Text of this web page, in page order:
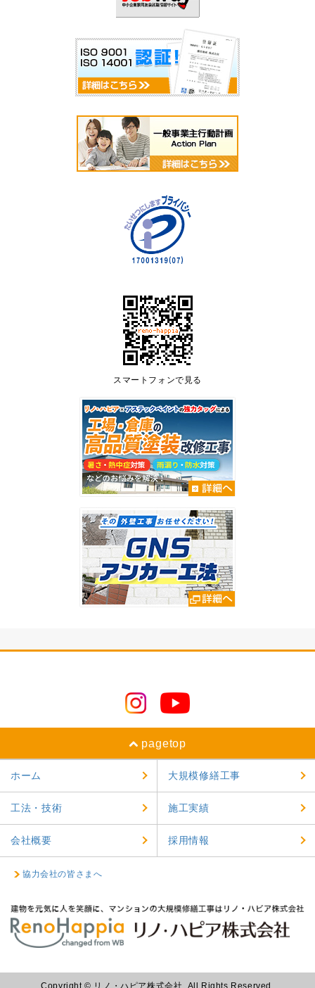
スマートフォンで見る
pagetop
ホーム 大規模修繕工事
工法・技術 施工実績
会社概要 採用情報
協力会社の皆さまへ
Copyright © リノ・ハピア株式会社. All Rights Reserved.